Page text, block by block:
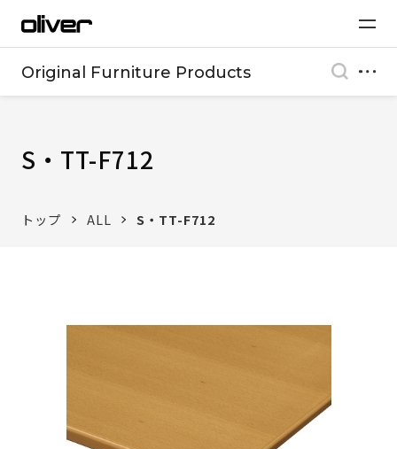
Original Furniture Products
S・TT-F712
トップ ALL S・TT-F712